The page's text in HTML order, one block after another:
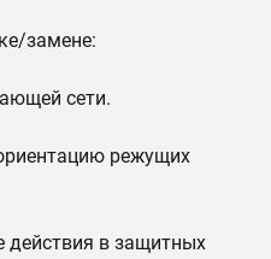
замене:
сети.
режущих
действия в защитных